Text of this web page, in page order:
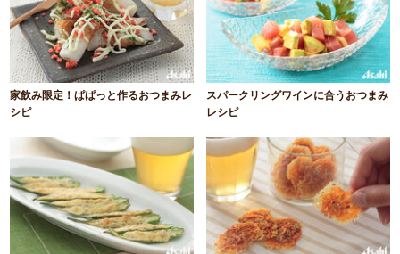
家飲み限定！ぱぱっと作るおつまみレ
シピ
スパークリングワインに合うおつまみ
レシピ